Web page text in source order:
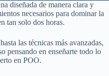
diseñada de manera clara y
necesarios para dominar la
tan solo dos horas.
las técnicas más avanzadas,
pensando en enseñarte todo lo
en POO.